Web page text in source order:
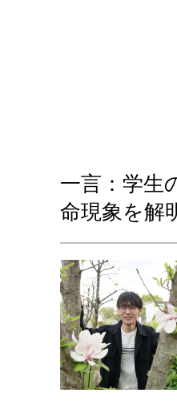
一言：学生
命現象を解